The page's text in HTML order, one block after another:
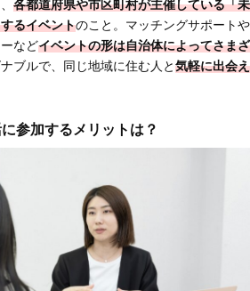
各都道府県や市区町村が主催している「未
るイベントのこと。マッチングサポートや
などイベントの形は自治体によってさまざ
ブルで、同じ地域に住む人と気軽に出会え
参加するメリットは？